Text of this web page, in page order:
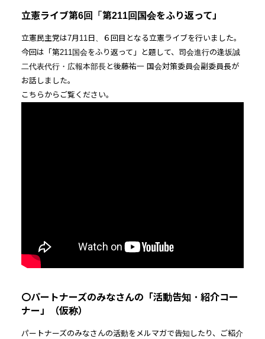
立憲ライブ第6回「第211回国会をふり返って」
立憲民主党は7月11日、６回目となる立憲ライブを行いました。
今回は「第211国会をふり返って」と題して、司会進行の逢坂誠
二代表代行・広報本部長と後藤祐一 国会対策委員会副委員長が
お話しました。
こちらからご覧ください。
〇パートナーズのみなさんの「活動告知・紹介コー
ナー」（仮称）
パートナーズのみなさんの活動をメルマガで告知したり、ご紹介